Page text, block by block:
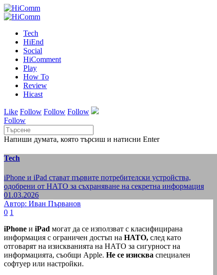
Tech
HiEnd
Social
HiComment
Play
How To
Review
Hicast
Like Follow Follow Follow
Follow
Напиши думата, която търсиш и натисни Enter
Tech
iPhone и iPad стават първите потребителски устройства,
одобрени от НАТО за съхраняване на секретна информация
01.03.2026
Автор: Иван Първанов
0 1
iPhone и iPad могат да се използват с класифицирана
информация с ограничен достъп на НАТО, след като
отговарят на изискванията на НАТО за сигурност на
информацията, съобщи Apple. Не се изисква специален
софтуер или настройки.